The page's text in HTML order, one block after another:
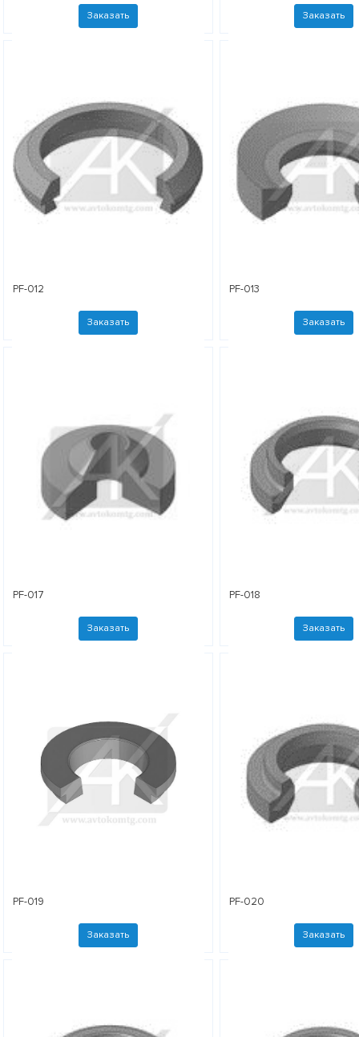
Заказать Заказать
PF-012
Заказать
PF-013
Заказать
PF-017
Заказать
PF-018
Заказать
PF-019
Заказать
PF-020
Заказать